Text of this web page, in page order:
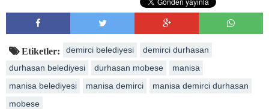
Etiketler: demirci belediyesi
demirci durhasan
durhasan belediyesi
durhasan mobese
manisa
manisa belediyesi
manisa demirci
manisa demirci durhasan
mobese